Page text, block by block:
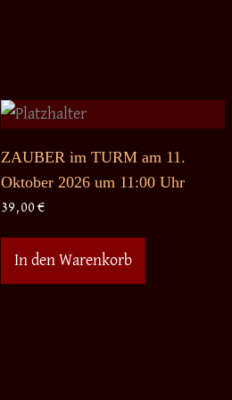
ZAUBER im TURM am 11.
Oktober 2026 um 11:00 Uhr
39,00€
In den Warenkorb